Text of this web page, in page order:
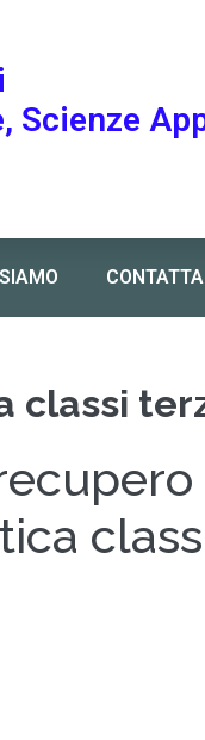
Scienze
classi